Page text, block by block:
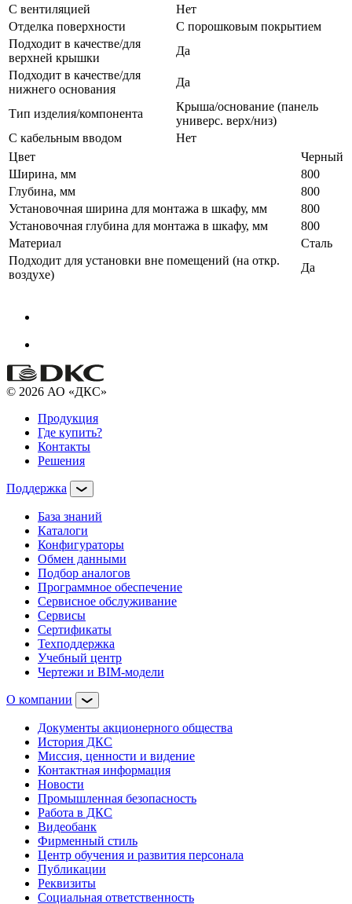
С вентиляцией
Нет
Отделка поверхности
С порошковым покрытием
Подходит в качестве/для
верхней крышки
Да
Подходит в качестве/для
нижнего основания
Да
Тип изделия/компонента
Крыша/основание (панель
универс. верх/низ)
С кабельным вводом
Нет
Цвет
Черный
Ширина, мм
800
Глубина, мм
800
Установочная ширина для монтажа в шкафу, мм
800
Установочная глубина для монтажа в шкафу, мм
800
Материал
Сталь
Подходит для установки вне помещений (на откр.
воздухе)
Да
© 2026 АО «ДКС»
Продукция
Где купить?
Контакты
Решения
Поддержка
База знаний
Каталоги
Конфигураторы
Обмен данными
Подбор аналогов
Программное обеспечение
Сервисное обслуживание
Сервисы
Сертификаты
Техподдержка
Учебный центр
Чертежи и BIM-модели
О компании
Документы акционерного общества
История ДКС
Миссия, ценности и видение
Контактная информация
Новости
Промышленная безопасность
Работа в ДКС
Видеобанк
Фирменный стиль
Центр обучения и развития персонала
Публикации
Реквизиты
Социальная ответственность